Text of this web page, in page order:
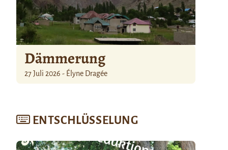
Dämmerung
27 Juli 2026 - Élyne Dragée
ENTSCHLÜSSELUNG